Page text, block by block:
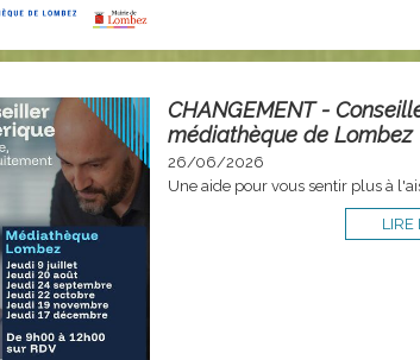
CHANGEMENT -
médiathèque de Lombez
26/06/2026
Une aide pour vous sentir plus à
LIRE